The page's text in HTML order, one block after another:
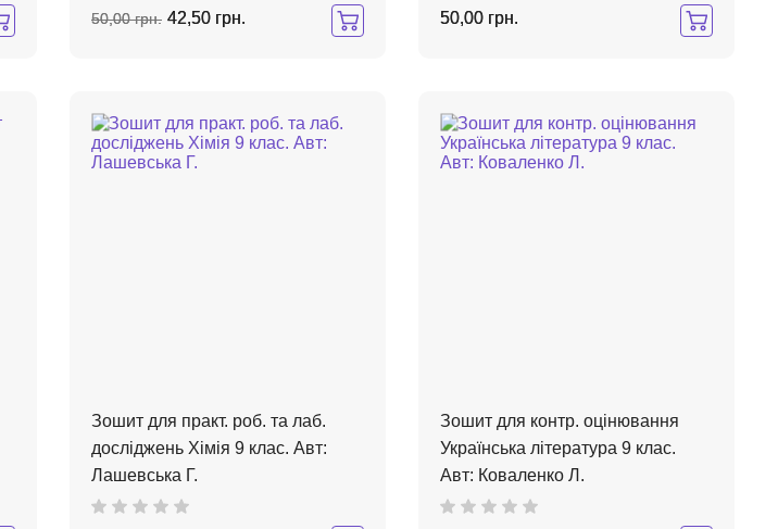
50,00 грн. 42,50 грн. 50,00 грн.
Зошит для практ. роб. та лаб.
досліджень Хімія 9 клас. Авт:
Лашевська Г.
Зошит для контр. оцінювання
Українська література 9 клас.
Авт: Коваленко Л.